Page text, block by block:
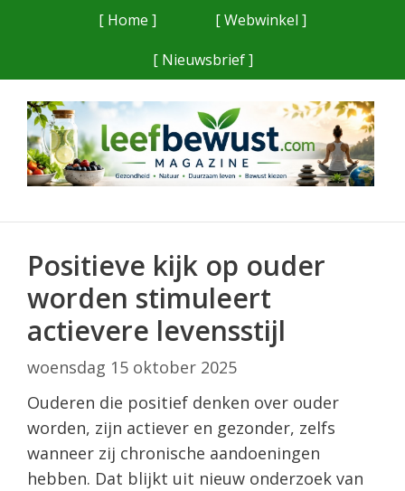
[ Home ]
[ Webwinkel ]
[ Nieuwsbrief ]
Positieve kijk op ouder
worden stimuleert
actievere levensstijl
woensdag 15 oktober 2025
Ouderen die positief denken over ouder
worden, zijn actiever en gezonder, zelfs
wanneer zij chronische aandoeningen
hebben. Dat blijkt uit nieuw onderzoek van